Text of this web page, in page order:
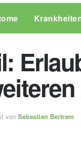
von Sebastian Bertram